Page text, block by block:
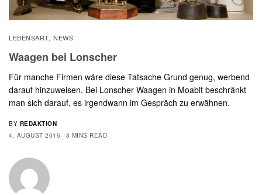
LEBENSART,NEWS
Waagen bei Lonscher
Für manche Firmen wäre diese Tatsache Grund genug, werbend
darauf hinzuweisen. Bei Lonscher Waagen in Moabit beschränkt
man sich darauf, es irgendwann im Gespräch zu erwähnen.
BY REDAKTION
4. AUGUST 2015
3 MINS READ